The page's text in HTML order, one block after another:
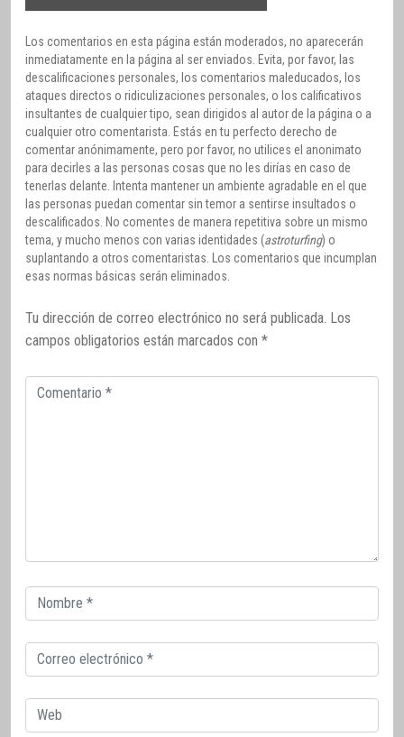
Los comentarios en esta página están moderados, no aparecerán
inmediatamente en la página al ser enviados. Evita, por favor, las
descalificaciones personales, los comentarios maleducados, los
ataques directos o ridiculizaciones personales, o los calificativos
insultantes de cualquier tipo, sean dirigidos al autor de la página o a
cualquier otro comentarista. Estás en tu perfecto derecho de
comentar anónimamente, pero por favor, no utilices el anonimato
para decirles a las personas cosas que no les dirías en caso de
tenerlas delante. Intenta mantener un ambiente agradable en el que
las personas puedan comentar sin temor a sentirse insultados o
descalificados. No comentes de manera repetitiva sobre un mismo
tema, y mucho menos con varias identidades (astroturfing) o
suplantando a otros comentaristas. Los comentarios que incumplan
esas normas básicas serán eliminados.
Tu dirección de correo electrónico no será publicada. Los
campos obligatorios están marcados con *
Comentario
Correo
electrónico
Correo
electrónico
Web